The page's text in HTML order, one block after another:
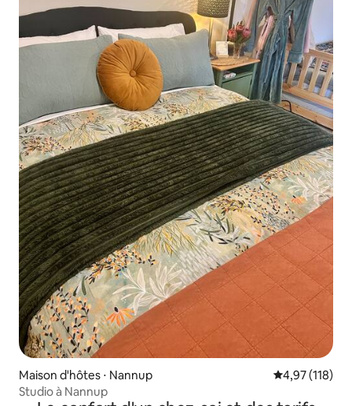
Maison d'hôtes ⋅ Nannup Évaluation
4,97 (118)
Studio à Nannup